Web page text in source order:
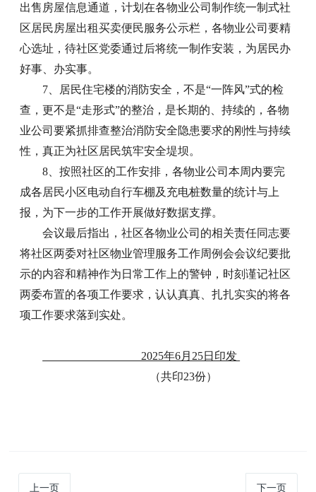
出售房屋信息通道，计划在各物业公司制作统一制式社
区居民房屋出租买卖便民服务公示栏，各物业公司要精
心选址，待社区党委通过后将统一制作安装，为居民办
好事、办实事。
7、居民住宅楼的消防安全，不是“一阵风”式的检
查，更不是“走形式”的整治，是长期的、持续的，各物
业公司要紧抓排查整治消防安全隐患要求的刚性与持续
性，真正为社区居民筑牢安全堤坝。
8、按照社区的工作安排，各物业公司本周内要完
成各居民小区电动自行车棚及充电桩数量的统计与上
报，为下一步的工作开展做好数据支撑。
会议最后指出，社区各物业公司的相关责任同志要
将社区两委对社区物业管理服务工作周例会会议纪要批
示的内容和精神作为日常工作上的警钟，时刻谨记社区
两委布置的各项工作要求，认认真真、扎扎实实的将各
项工作要求落到实处。
2025年6月25日印发
（共印23份）
上一页 下一页